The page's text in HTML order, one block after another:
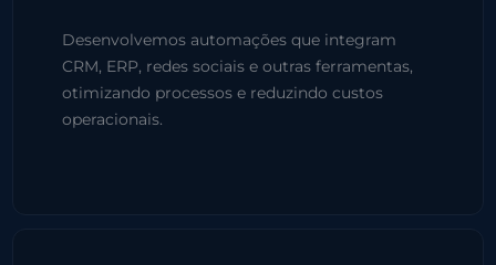
Desenvolvemos automações que integram
CRM, ERP, redes sociais e outras ferramentas,
otimizando processos e reduzindo custos
operacionais.